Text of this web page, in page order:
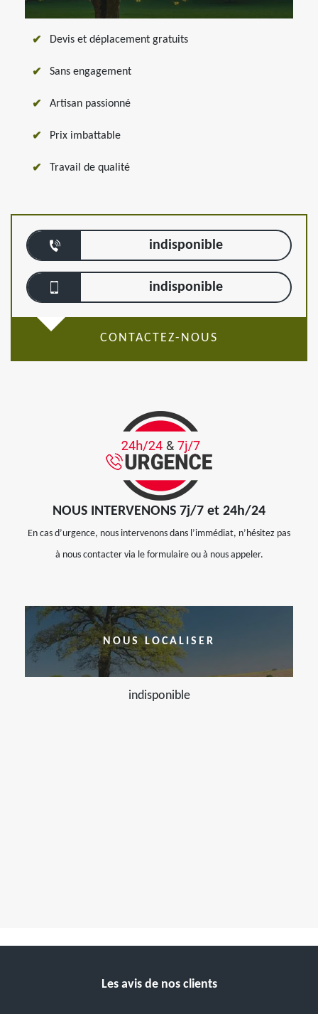
Devis et déplacement gratuits
Sans engagement
Artisan passionné
Prix imbattable
Travail de qualité
indisponible
indisponible
CONTACTEZ-NOUS
NOUS INTERVENONS 7j/7 et 24h/24
En cas d’urgence, nous intervenons dans l’immédiat, n’hésitez pas
à nous contacter via le formulaire ou à nous appeler.
NOUS LOCALISER
indisponible
Les avis de nos clients